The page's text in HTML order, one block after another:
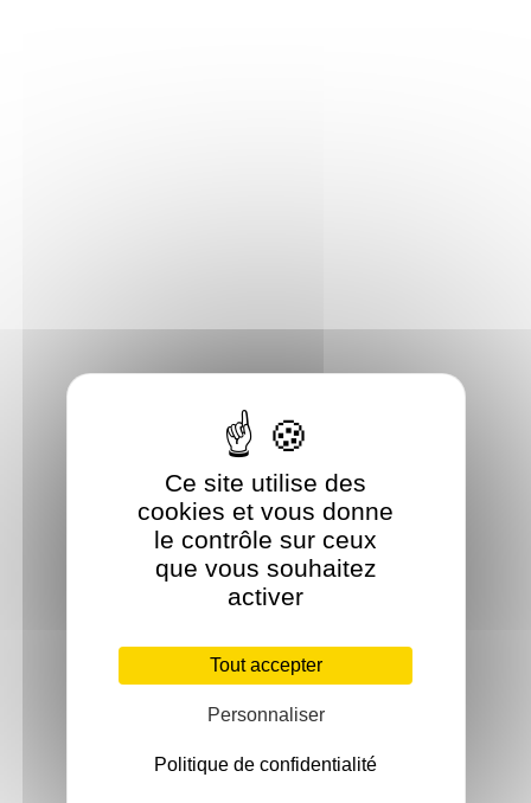
Ce site utilise des
cookies et vous donne
le contrôle sur ceux
que vous souhaitez
activer
Tout accepter
Personnaliser
Politique de confidentialité